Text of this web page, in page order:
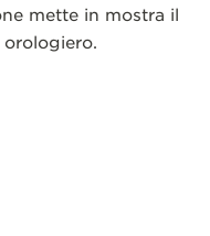
mette in mostra il